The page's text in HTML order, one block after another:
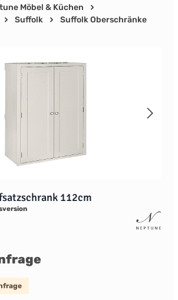
Möbel & Küchen
Suffolk Suffolk Oberschränke
112cm